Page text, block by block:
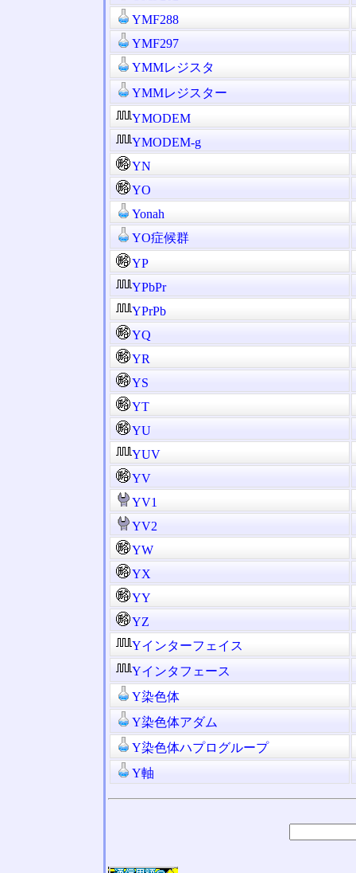
YMF288
YMF297
YMMレジスタ
YMMレジスター
YMODEM
YMODEM-g
YN
YO
Yonah
YO症候群
YP
YPbPr
YPrPb
YQ
YR
YS
YT
YU
YUV
YV
YV1
YV2
YW
YX
YY
YZ
Yインターフェイス
Yインタフェース
Y染色体
Y染色体アダム
Y染色体ハプログループ
Y軸